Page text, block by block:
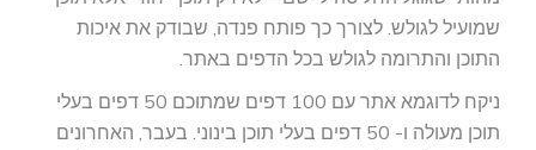
שמועיל לגולש. לצורך כך פותח פנדה, שבודק את איכות
התוכן והתרומה לגולש בכל הדפים באתר.
ניקח לדוגמא אתר עם 100 דפים שמתוכם 50 דפים בעלי
תוכן מעולה ו- 50 דפים בעלי תוכן בינוני. בעבר, האחרונים